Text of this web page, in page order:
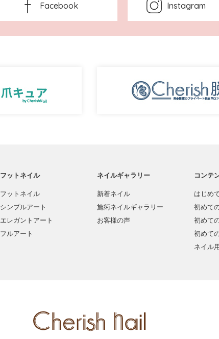
Facebook Instagram
フットネイル
フットネイル
シンプルアート
エレガントアート
フルアート
ネイルギャラリー
新着ネイル
施術ネイルギャラリー
お客様の声
コンテ
はじめ
初めて
初めて
初めて
ネイル